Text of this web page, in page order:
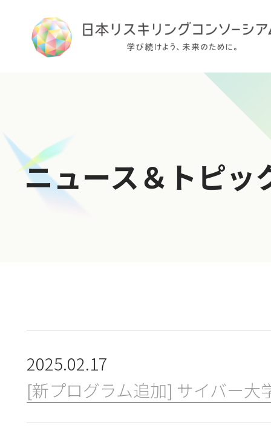
ログイン
ニュース＆トピッ
2025.02.17
[新プログラム追加] サイバー大